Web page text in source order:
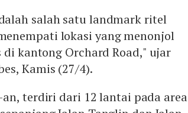
salah satu landmark ritel
lokasi yang menonjol
di kantong Orchard Road," ujar
Kamis (27/4).
terdiri dari 12 lantai pada area